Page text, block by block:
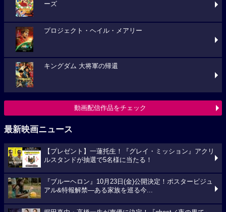
ーズ
プロジェクト・ヘイル・メアリー
キングダム 大将軍の帰還
動画配信作品をチェック
最新映画ニュース
【プレゼント】一蓮托生！『グレイ・ミッション』アクリ
ルスタンドが抽選で5名様に当たる！
『ブルーヘロン』10月23日(金)公開決定！ポスタービジュ
アル&特報解禁―ある家族を巡る今...